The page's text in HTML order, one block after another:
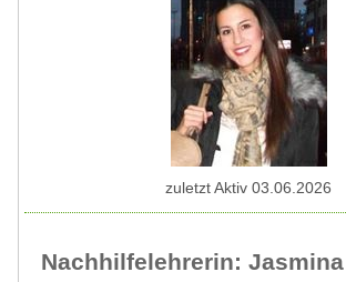
Nachhilfelehrerin: Jasmina
zuletzt Aktiv 03.06.2026